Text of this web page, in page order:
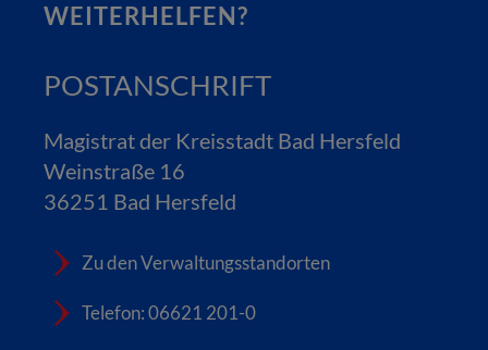
WEITERHELFEN?
POSTANSCHRIFT
Magistrat der Kreisstadt Bad Hersfeld
Weinstraße 16
36251 Bad Hersfeld
Zu den Verwaltungsstandorten
Telefon: 06621 201-0